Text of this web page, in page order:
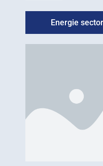
Energie sector